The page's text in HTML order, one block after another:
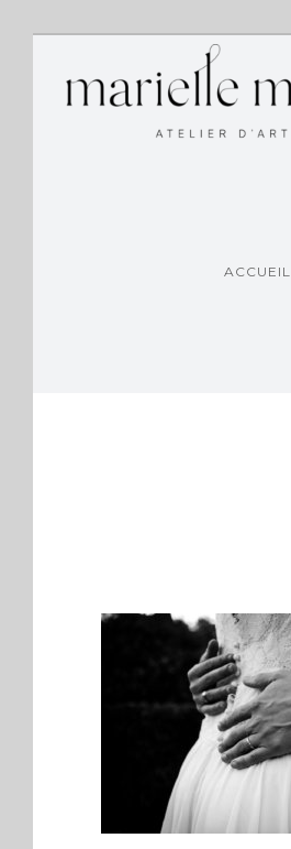
ACCUEIL